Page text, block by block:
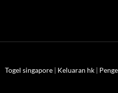
Togel singapore | Keluaran hk |